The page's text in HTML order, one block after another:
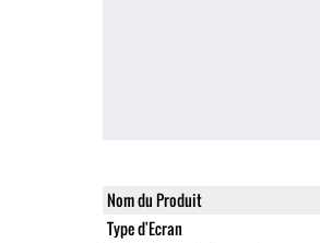
Nom du Produit
Type d'Ecran